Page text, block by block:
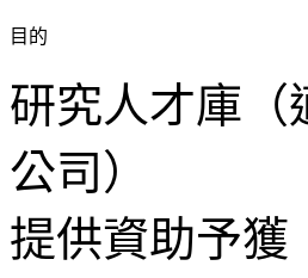
目的
研究人才庫（
公司）
提供資助予獲